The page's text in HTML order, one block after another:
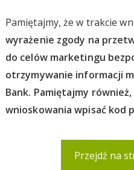
Pamiętajmy, że w trakcie
wyrażenie zgody na
do celów marketingu
otrzymywanie informacji
Bank. Pamiętajmy
wnioskowania wpisać kod
Przejdź na